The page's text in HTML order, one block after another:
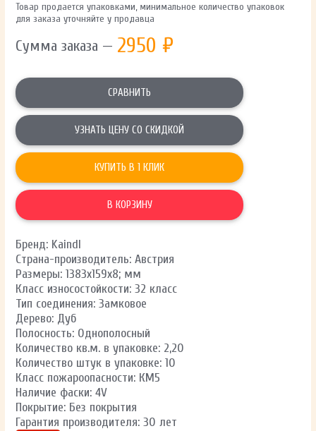
Товар продается упаковками, минимальное количество упаковок
для заказа уточняйте у продавца
Сумма заказа — 2950 ₽
СРАВНИТЬ
УЗНАТЬ ЦЕНУ СО СКИДКОЙ
КУПИТЬ В 1 КЛИК
В КОРЗИНУ
Бренд: Kaindl
Страна-производитель: Австрия
Размеры: 1383х159х8; мм
Класс износостойкости: 32 класс
Тип соединения: Замковое
Дерево: Дуб
Полосность: Однополосный
Количество кв.м. в упаковке: 2,20
Количество штук в упаковке: 10
Класс пожароопасности: КМ5
Наличие фаски: 4V
Покрытие: Без покрытия
Гарантия производителя: 30 лет